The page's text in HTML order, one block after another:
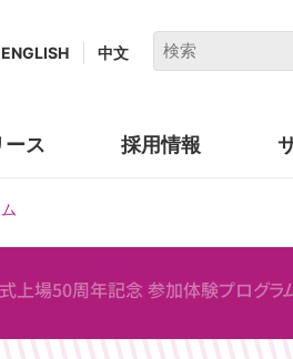
キ
ー
ー
ース
採用情報
ENGLISH 中文
上場50周年記念 参加体験プログラ